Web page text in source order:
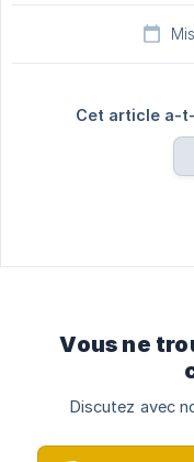
Cet article a-
Vous ne
Discutez avec